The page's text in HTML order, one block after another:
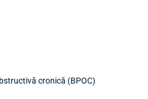
cronică (BPOC)